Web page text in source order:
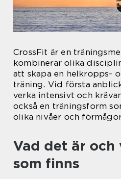
CrossFit är en
kombinerar olika
att skapa en helkropps-
träning. Vid första
verka intensivt och
också en träningsform
olika nivåer och
Vad det är
som finns